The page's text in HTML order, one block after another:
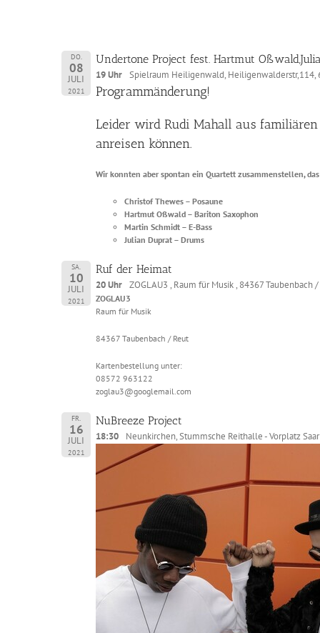
DO.
08
JULI
2021
Undertone Project fest. Hartmut
19 Uhr Spielraum Heiligenwald,
Programmänderung!
Leider wird Rudi Mahall aus
anreisen können.
Wir konnten aber spontan ein Quartett zusammenstellen,
Christof Thewes – Posaune
Hartmut Oßwald – Bariton Saxophon
Martin Schmidt – E-Bass
Julian Duprat – Drums
SA.
10
JULI
2021
Ruf der Heimat
20 Uhr ZOGLAU3 , Raum für Musik , 84367 Taubenbach
ZOGLAU3
Raum für Musik
84367 Taubenbach / Reut
Kartenbestellung unter:
08572 963122
zoglau3@googlemail.com
FR.
16
JULI
2021
NuBreeze Project
18:30 Neunkirchen, Stummsche Reithalle - Vorplatz